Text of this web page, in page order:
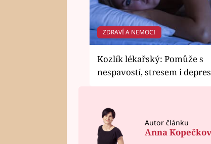
ZDRAVÍ A NEMOCI
Kozlík lékařský: Pomůže s
nespavostí, stresem i
Autor článku
Anna